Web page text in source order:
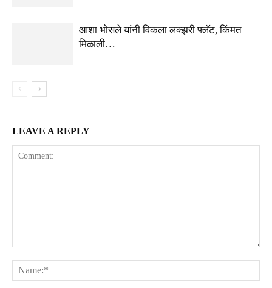
आशा भोसले यांनी विकला लक्झरी फ्लॅट, किंमत
मिळाली…
LEAVE A REPLY